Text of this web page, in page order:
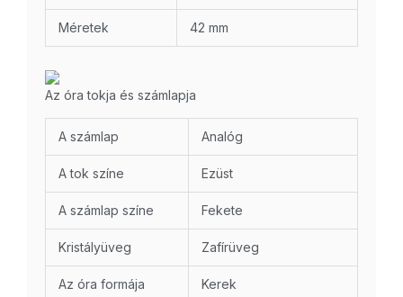
Méretek 42 mm
Az óra tokja és számlapja
A számlap Analóg
A tok színe Ezüst
A számlap színe Fekete
Kristályüveg Zafírüveg
Az óra formája Kerek